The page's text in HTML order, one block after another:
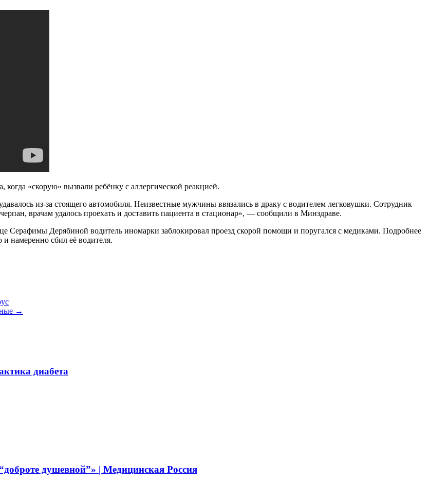
«скорую» вызвали ребёнку с аллергической реакцией.
из-за стоящего автомобиля. Неизвестные мужчины ввязались в драку с водителем легковушки. Сотрудник
врачам удалось проехать и доставить пациента в стационар», — сообщили в Минздраве.
Серафимы Дерябиной водитель иномарки заблокировал проезд скорой помощи и поругался с медиками. Подробнее
намеренно сбил её водителя.
→
диабета
душевной”» | Медицинская Россия